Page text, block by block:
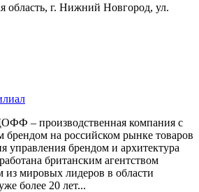
область, г. Нижний Новгород, ул.
– производственная компания с
на российском рынке товаров
управления брендом и архитектура
британским агентством
мировых лидеров в области
более 20 лет...